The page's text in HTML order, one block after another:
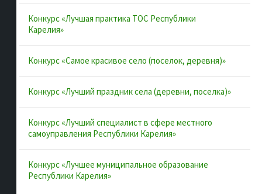
Полезные ссылки
Инициативы Карелии
ВАРМСУ
Конкурс «Лучшая практика ТОС Республики
Карелия»
Конкурс «Самое красивое село (поселок, деревня)»
Конкурс «Лучший праздник села (деревни, поселка)»
Конкурс «Лучший специалист в сфере местного
самоуправления Республики Карелия»
Конкурс «Лучшее муниципальное образование
Республики Карелия»